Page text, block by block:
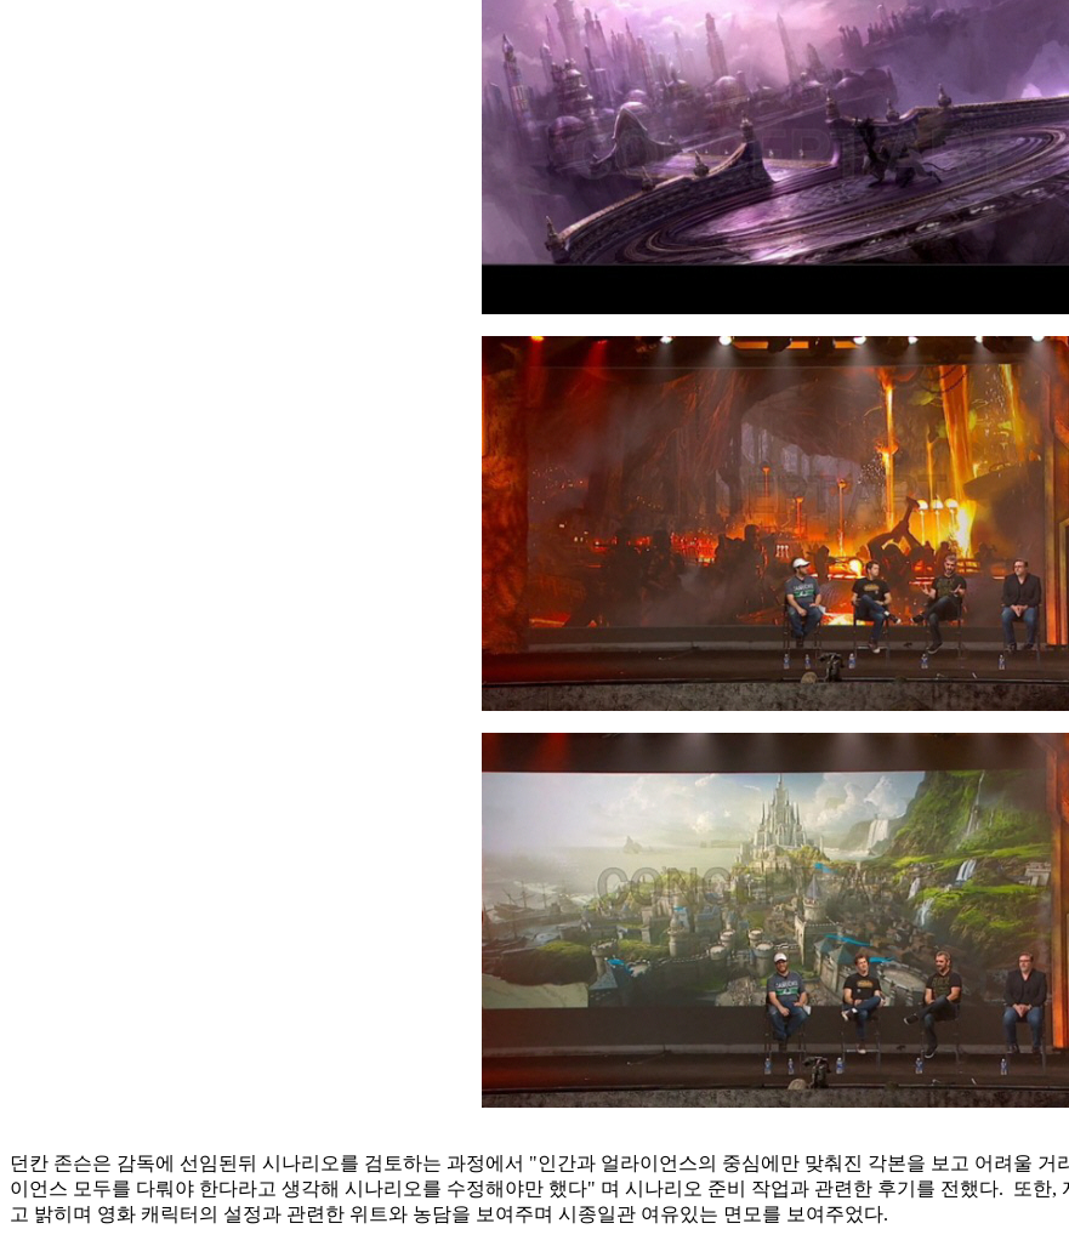
던칸 존슨은 감독에 선임된뒤 시나리오를 검토하는 과정에서 "인간과 얼라이언스의 중심에만 맞춰진 각본을 보고 어려울
이언스 모두를 다뤄야 한다라고 생각해 시나리오를 수정해야만 했다" 며 시나리오 준비 작업과 관련한 후기를 전했다. 또한,
고 밝히며 영화 캐릭터의 설정과 관련한 위트와 농담을 보여주며 시종일관 여유있는 면모를 보여주었다.